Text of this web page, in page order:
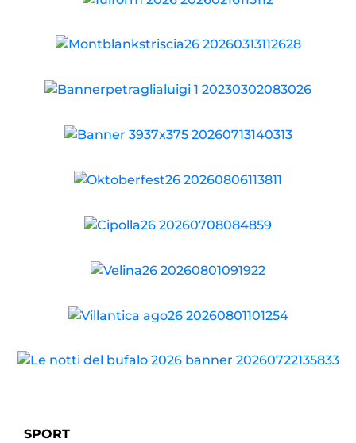
SPORT